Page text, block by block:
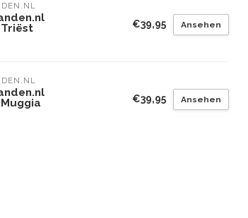
€39,95 Ansehen
€39,95 Ansehen